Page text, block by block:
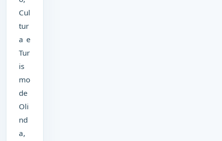
Cul
tur
a e
Tur
is
mo
de
Oli
nd
a,